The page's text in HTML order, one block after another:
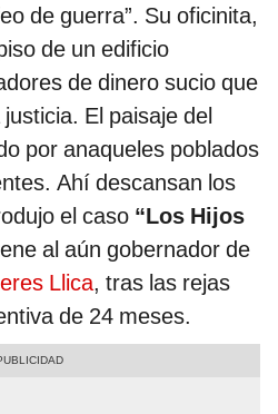
de guerra”. Su oficinita,
de un edificio
de dinero sucio que
El paisaje del
por anaqueles poblados
Ahí descansan los
el caso “Los Hijos
al aún gobernador de
Llica, tras las rejas
de 24 meses.